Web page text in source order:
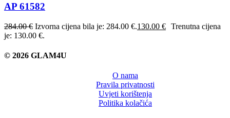
AP 61582
284.00€ Izvorna cijena bila je: 284.00 €.130.00 € Trenutna cijena
je: 130.00 €.
© 2026 GLAM4U
O nama
Pravila privatnosti
Uvjeti korištenja
Politika kolačića